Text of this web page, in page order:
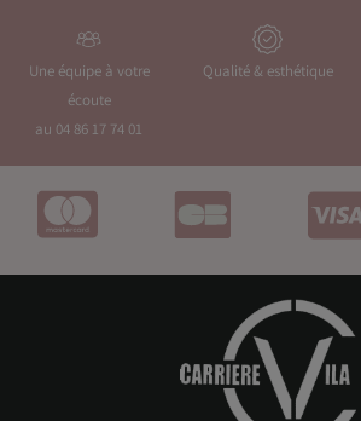
Une équipe à votre
écoute
au 04 86 17 74 01
Qualité & esthétique